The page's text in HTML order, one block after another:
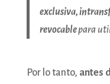
exclusiva,
revocablepara
Por lo tanto, antes